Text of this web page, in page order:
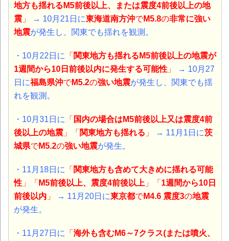
地方も揺れるM5前後以上、または震度4前後以上の地
震 」 → 10月21日に東海道南方沖でM5.8の非常に強い
地震が発生し、関東でも揺れを観測。
・10月22日に 「 関東地方も揺れるM5前後以上の地震が
1週間から10日前後以内に発生する可能性 」
→ 10月27
日に福島県沖でM5.2の強い地震が発生し、 関東でも揺
れを観測。
・10月31日に 「 国内の場合はM5前後以上又は震度4前
後以上の地震 」「 関東地方も揺れる 」 → 11月1日に茨
城県でM5.2の強い地震が発生。
・11月18日に 「 関東地方も含めて大きめに揺れる可能
性 」「 M5前後以上、震度4前後以上 」「 1週間から10日
前後以内 」 → 11月20日に東京都でM4.6 震度3の地震
が発生。
・11月27日に 「 海外も含むM6～7クラス(または噴火、